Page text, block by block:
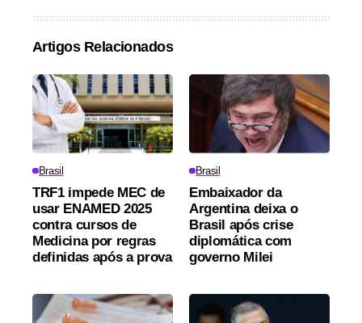
Artigos Relacionados
Brasil
TRF1 impede MEC de
usar ENAMED 2025
contra cursos de
Medicina por regras
definidas após a prova
Brasil
Embaixador da
Argentina deixa o
Brasil após crise
diplomática com
governo Milei